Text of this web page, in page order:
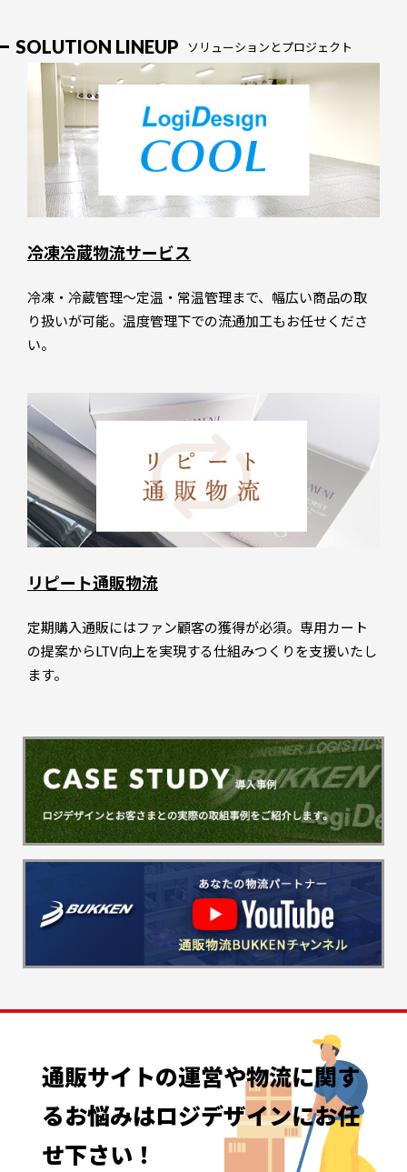
SOLUTION LINEUP ソリューションとプロジェクト
冷凍冷蔵物流サービス
冷凍・冷蔵管理～定温・常温管理まで、幅広い商品の取
り扱いが可能。温度管理下での流通加工もお任せくださ
い。
リピート通販物流
定期購入通販にはファン顧客の獲得が必須。専用カート
の提案からLTV向上を実現する仕組みつくりを支援いたし
ます。
通販サイトの運営や物流に関す
るお悩みはロジデザインにお任
せ下さい！